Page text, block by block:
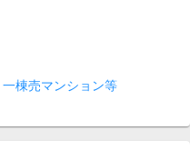
棟売マンション等